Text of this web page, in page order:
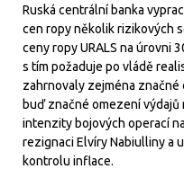
Ruská centrální banka
cen ropy několik rizikových
ceny ropy URALS na úrovni
s tím požaduje po vládě
zahrnovaly zejména značné
buď značné omezení
intenzity bojových operací
rezignaci Elvíry Nabiulliny a
kontrolu inflace.